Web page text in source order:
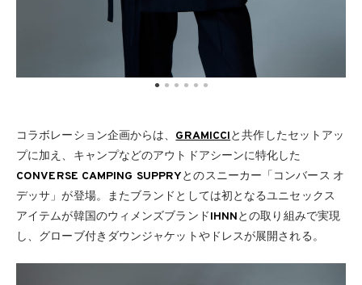
コラボレーション企画からは、 GRAMICCIと共作したセットアッ
プに加え、キャンプなどのアウトドアシーンに特化した
CONVERSE CAMPING SUPPRYとのスニーカー「コンバース オ
デッサ」が登場。またブランドとしては初となるユニセックス
アイテムが韓国のウィメンズブランドIHNNとの取り組みで実現
し、グローブ付きダウンジャケットやドレスが展開される。